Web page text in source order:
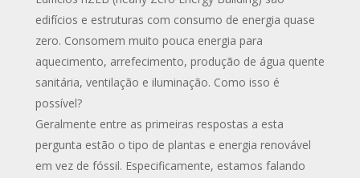
edifícios e estruturas com consumo de energia quase
zero. Consomem muito pouca energia para
aquecimento, arrefecimento, produção de água quente
sanitária, ventilação e iluminação. Como isso é
possível?
Geralmente entre as primeiras respostas a esta
pergunta estão o tipo de plantas e energia renovável
em vez de fóssil. Especificamente, estamos falando